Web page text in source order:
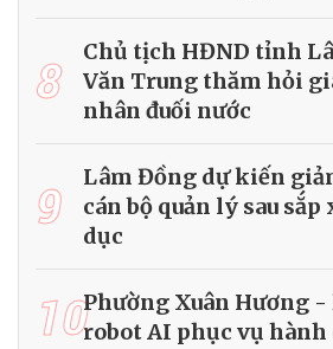
8
Chủ tịch HĐND tỉnh
Văn Trung thăm hỏi
nhân đuối nước
9
Lâm Đồng dự kiến
cán bộ quản lý sau sắp
dục
10Phường Xuân Hương -
robot AI phục vụ